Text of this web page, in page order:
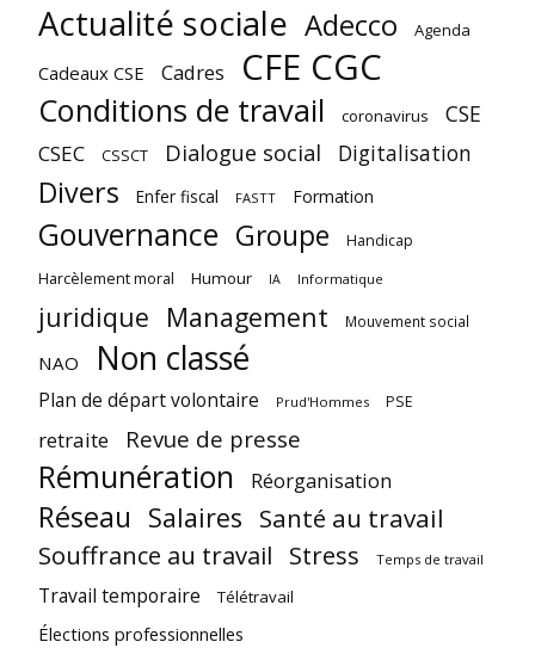
Actualité sociale Adecco Agenda
Cadeaux CSE Cadres CFE CGC
Conditions de travail coronavirus CSE
CSEC CSSCT Dialogue social Digitalisation
Divers Enfer fiscal FASTT Formation
Gouvernance Groupe Handicap
Harcèlement moral Humour IA Informatique
juridique Management Mouvement social
NAO Non classé
Plan de départ volontaire Prud'Hommes PSE
retraite Revue de presse
Rémunération Réorganisation
Réseau Salaires Santé au travail
Souffrance au travail Stress Temps de travail
Travail temporaire Télétravail
Élections professionnelles